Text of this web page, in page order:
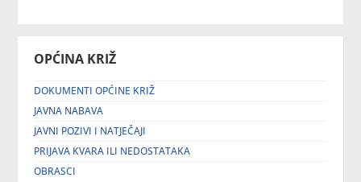
OPĆINA KRIŽ
DOKUMENTI OPĆINE KRIŽ
JAVNA NABAVA
JAVNI POZIVI I NATJEČAJI
PRIJAVA KVARA ILI NEDOSTATAKA
OBRASCI